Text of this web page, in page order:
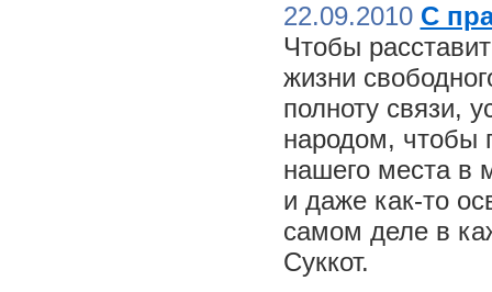
22.09.2010 С
Чтобы
жизни
полноту связи,
народом, чтобы
нашего места в
и даже как-то
самом деле в
Суккот.